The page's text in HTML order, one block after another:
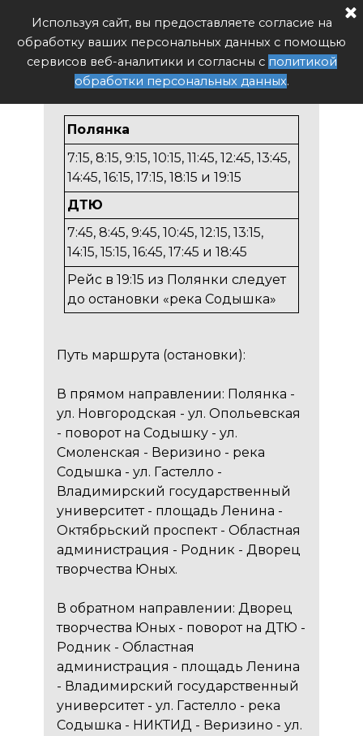
Используя сайт, вы предоставляете согласие на
обработку ваших персональных данных с помощью
сервисов веб-аналитики и согласны с политикой
обработки персональных данных.
Поиск
№ 39 «Полянка - Дворец
творчества Юных».
Полянка
7:15, 8:15, 9:15, 10:15, 11:45, 12:45, 13:45,
14:45, 16:15, 17:15, 18:15 и 19:15
ДТЮ
7:45, 8:45, 9:45, 10:45, 12:15, 13:15,
14:15, 15:15, 16:45, 17:45 и 18:45
Рейс в 19:15 из Полянки следует
до остановки «река Содышка»
Путь маршрута (остановки):
В прямом направлении: Полянка -
ул. Новгородская - ул. Опольевская
- поворот на Содышку - ул.
Смоленская - Веризино - река
Содышка - ул. Гастелло -
Владимирский государственный
университет - площадь Ленина -
Октябрьский проспект - Областная
администрация - Родник - Дворец
творчества Юных.
В обратном направлении: Дворец
творчества Юных - поворот на ДТЮ -
Родник - Областная
администрация - площадь Ленина
- Владимирский государственный
университет - ул. Гастелло - река
Содышка - НИКТИД - Веризино - ул.